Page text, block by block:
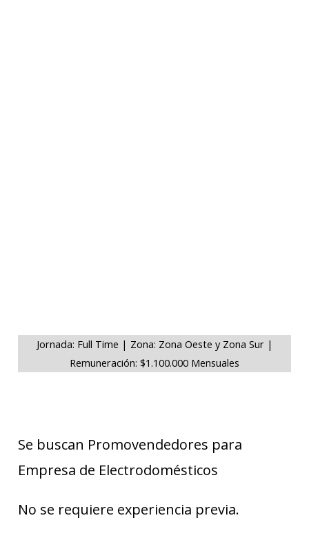
Jornada: Full Time | Zona: Zona Oeste y Zona Sur |
Remuneración: $1.100.000 Mensuales
Se buscan Promovendedores para
Empresa de Electrodomésticos
No se requiere experiencia previa.